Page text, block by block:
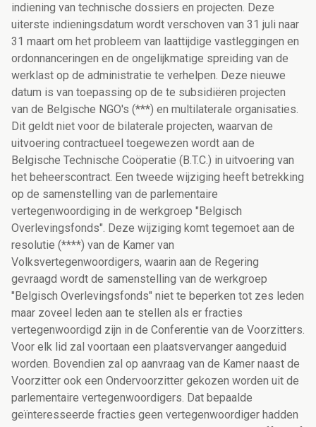
indiening van technische dossiers en projecten. Deze
uiterste indieningsdatum wordt verschoven van 31 juli naar
31 maart om het probleem van laattijdige vastleggingen en
ordonnanceringen en de ongelijkmatige spreiding van de
werklast op de administratie te verhelpen. Deze nieuwe
datum is van toepassing op de te subsidiëren projecten
van de Belgische NGO's (***) en multilaterale organisaties.
Dit geldt niet voor de bilaterale projecten, waarvan de
uitvoering contractueel toegewezen wordt aan de
Belgische Technische Coöperatie (B.T.C.) in uitvoering van
het beheerscontract. Een tweede wijziging heeft betrekking
op de samenstelling van de parlementaire
vertegenwoordiging in de werkgroep "Belgisch
Overlevingsfonds". Deze wijziging komt tegemoet aan de
resolutie (****) van de Kamer van
Volksvertegenwoordigers, waarin aan de Regering
gevraagd wordt de samenstelling van de werkgroep
"Belgisch Overlevingsfonds" niet te beperken tot zes leden
maar zoveel leden aan te stellen als er fracties
vertegenwoordigd zijn in de Conferentie van de Voorzitters.
Voor elk lid zal voortaan een plaatsvervanger aangeduid
worden. Bovendien zal op aanvraag van de Kamer naast de
Voorzitter ook een Ondervoorzitter gekozen worden uit de
parlementaire vertegenwoordigers. Dat bepaalde
geïnteresseerde fracties geen vertegenwoordiger hadden